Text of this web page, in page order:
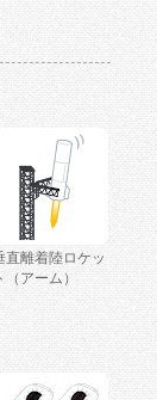
直離着陸ロケッ
（アーム）